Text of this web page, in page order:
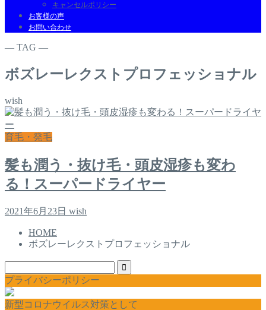
キャンセルポリシー
お客様の声
お問い合わせ
― TAG ―
ボズレーレクストプロフェッショナル
wish
育毛・発毛
髪も潤う・抜け毛・頭皮湿疹も変わ
る！スーパードライヤー
2021年6月23日 wish
HOME
ボズレーレクストプロフェッショナル
プライバシーポリシー
新型コロナウイルス対策として